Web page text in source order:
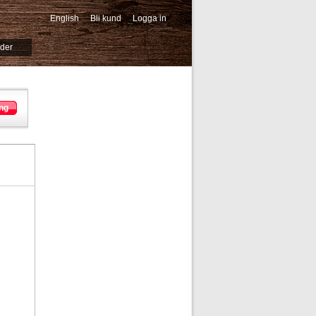
English Bli kund Logga in
-->